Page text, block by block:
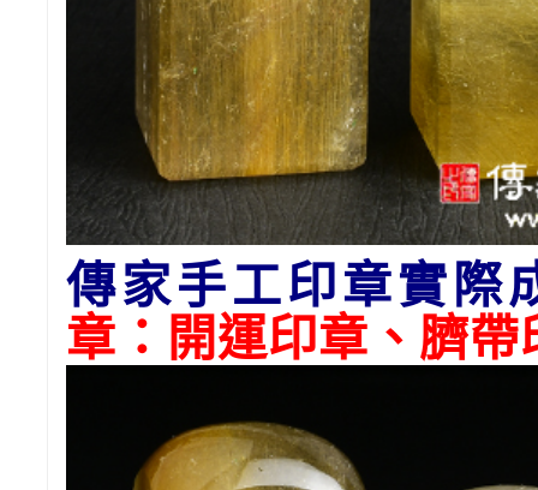
傳家手工印章實際
章：開運印章、臍帶